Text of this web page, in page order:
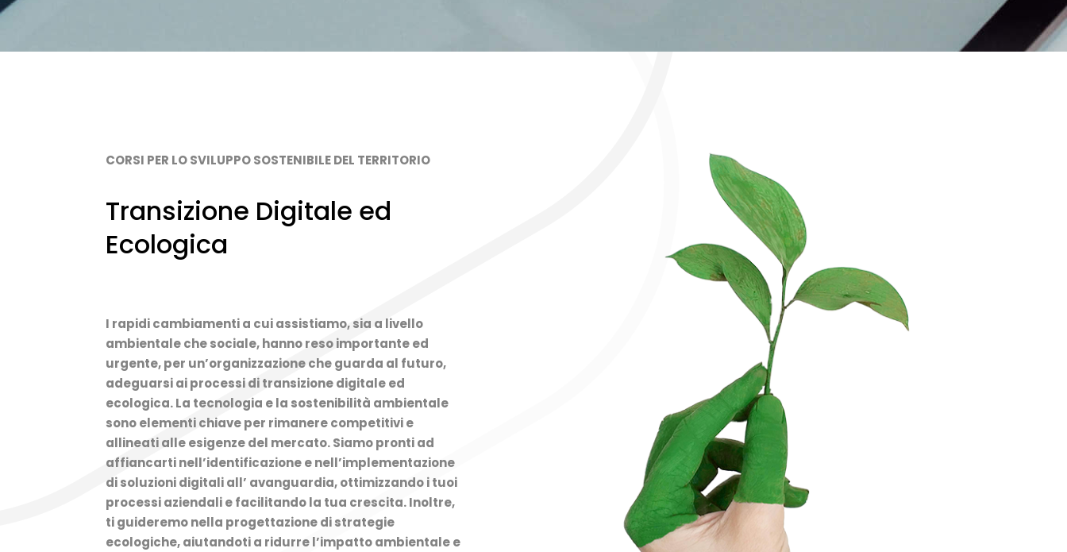
CORSI PER LO SVILUPPO SOSTENIBILE DEL TERRITORIO
Transizione Digitale ed
Ecologica
I rapidi cambiamenti a cui assistiamo, sia a livello
ambientale che sociale, hanno reso importante ed
urgente, per un’organizzazione che guarda al futuro,
adeguarsi ai processi di transizione digitale ed
ecologica. La tecnologia e la sostenibilità ambientale
sono elementi chiave per rimanere competitivi e
allineati alle esigenze del mercato. Siamo pronti ad
affiancarti nell’identificazione e nell’implementazione
di soluzioni digitali all’ avanguardia, ottimizzando i tuoi
processi aziendali e facilitando la tua crescita. Inoltre,
ti guideremo nella progettazione di strategie
ecologiche, aiutandoti a ridurre l’impatto ambientale e